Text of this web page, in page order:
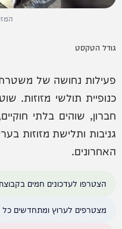
גודל הטקסט
פעילות נחושה של
כנופיית תולשי מזוזות.
חברון, שוהים בלתי
גניבות ותלישת מזוזות
האחרונים.
הצטרפו לעדכונים חמים
מצטרפים לערוץ ומתחדשים כל